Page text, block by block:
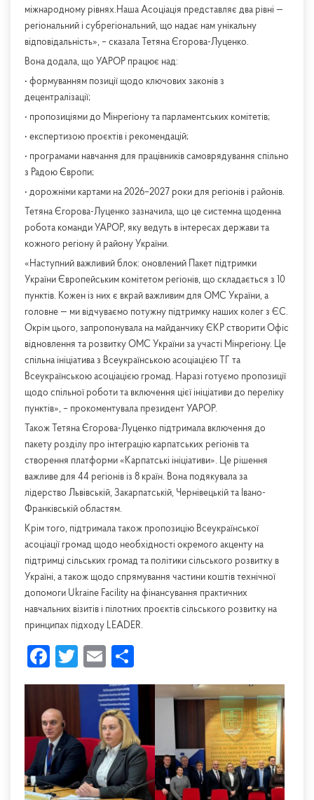
міжнародному рівнях.Наша Асоціація представляє два рівні —
регіональний і субрегіональний, що надає нам унікальну
відповідальність», – сказала Тетяна Єгорова-Луценко.
Вона додала, що УАРОР працює над:
• формуванням позиції щодо ключових законів з
децентралізації;
• пропозиціями до Мінрегіону та парламентських комітетів;
• експертизою проєктів і рекомендацій;
• програмами навчання для працівників самоврядування спільно
з Радою Європи;
• дорожніми картами на 2026–2027 роки для регіонів і районів.
Тетяна Єгорова-Луценко зазначила, що це системна щоденна
робота команди УАРОР, яку ведуть в інтересах держави та
кожного регіону й району України.
«Наступний важливий блок: оновлений Пакет підтримки
України Європейським комітетом регіонів, що складається з 10
пунктів. Кожен із них є вкрай важливим для ОМС України, а
головне — ми відчуваємо потужну підтримку наших колег з ЄС.
Окрім цього, запропонувала на майданчику ЄКР створити Офіс
відновлення та розвитку ОМС України за участі Мінрегіону. Це
спільна ініціатива з Всеукраїнською асоціацією ТГ та
Всеукраїнською асоціацією громад. Наразі готуємо пропозиції
щодо спільної роботи та включення цієї ініціативи до переліку
пунктів», – прокоментувала президент УАРОР.
Також Тетяна Єгорова-Луценко підтримала включення до
пакету розділу про інтеграцію карпатських регіонів та
створення платформи «Карпатські ініціативи». Це рішення
важливе для 44 регіонів із 8 країн. Вона подякувала за
лідерство Львівській, Закарпатській, Чернівецькій та Івано-
Франківській областям.
Крім того, підтримала також пропозицію Всеукраїнської
асоціації громад щодо необхідності окремого акценту на
підтримці сільських громад та політики сільського розвитку в
Україні, а також щодо спрямування частини коштів технічної
допомоги Ukraine Facility на фінансування практичних
навчальних візитів і пілотних проєктів сільського розвитку на
принципах підходу LEADER.
Facebook
Twitter
Email